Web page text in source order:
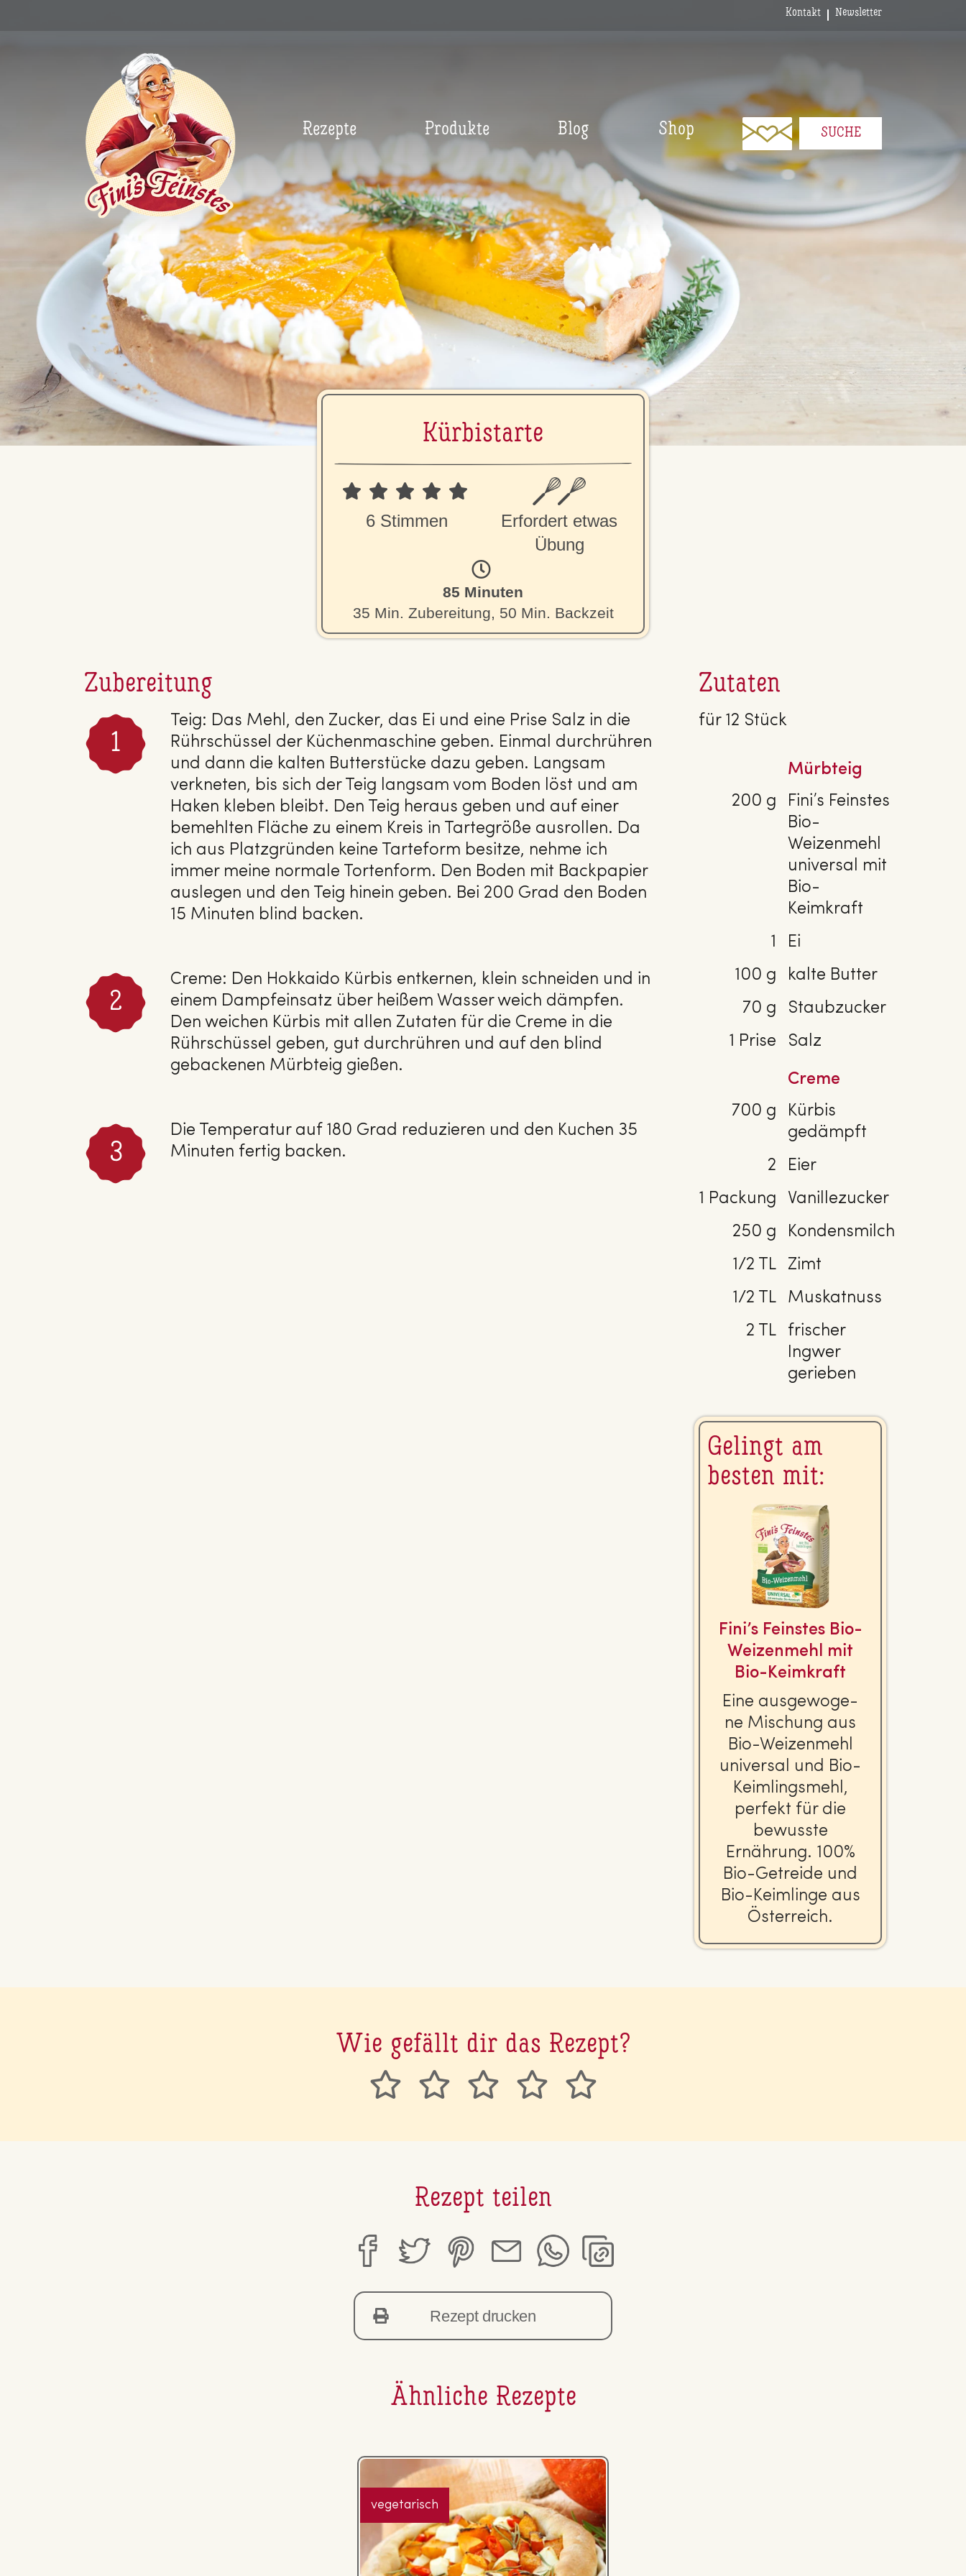
Kontakt Newsletter
Rezepte Produkte Blog Shop SUCHE
Newsletter
Kür­bi­star­te
6 Stimmen
Erfordert etwas
Übung
85 Minuten
35 Min. Zubereitung, 50 Min. Backzeit
Zubereitung
Teig: Das Mehl, den Zucker, das Ei und eine Prise Salz in die
Rührschüssel der Küchenmaschine geben. Einmal durchrühren
und dann die kalten Butterstücke dazu geben. Langsam
verkneten, bis sich der Teig langsam vom Boden löst und am
Haken kleben bleibt. Den Teig heraus geben und auf einer
bemehlten Fläche zu einem Kreis in Tartegröße ausrollen. Da
ich aus Platzgründen keine Tarteform besitze, nehme ich
immer meine normale Tortenform. Den Boden mit Backpapier
auslegen und den Teig hinein geben. Bei 200 Grad den Boden
15 Minuten blind backen.
Creme: Den Hokkaido Kürbis entkernen, klein schneiden und in
einem Dampfeinsatz über heißem Wasser weich dämpfen.
Den weichen Kürbis mit allen Zutaten für die Creme in die
Rührschüssel geben, gut durchrühren und auf den blind
gebackenen Mürbteig gießen.
Die Temperatur auf 180 Grad reduzieren und den Kuchen 35
Minuten fertig backen.
Zutaten
für 12 Stück
Mürbteig
200 g
Fini’s Feinstes
Bio-
Weizenmehl
universal mit
Bio-
Keimkraft
1
Ei
100 g
kalte Butter
70 g
Staubzucker
1 Prise
Salz
Creme
700 g
Kürbis
gedämpft
2
Eier
1 Packung
Vanillezucker
250 g
Kondensmilch
1/2 TL
Zimt
1/2 TL
Muskatnuss
2 TL
frischer
Ingwer
gerieben
Gelingt am
besten mit:
Fini’s Feinstes Bio-
Wei­zen­mehl mit
Bio-Keimkraft
Eine aus­ge­wo­ge­
ne Mischung aus
Bio-Wei­zen­mehl
universal und Bio-
Keim­lings­mehl,
perfekt für die
bewusste
Ernährung. 100%
Bio-Getreide und
Bio-Keimlinge aus
Ös­ter­reich.
Wie gefällt dir das Rezept?
Rezept teilen
Rezept drucken
Ähnliche Rezepte
vegetarisch